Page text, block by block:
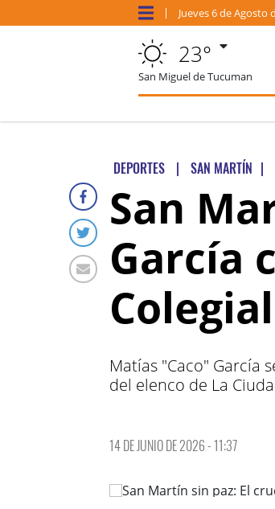
Jueves6 deAgosto
23°
San Miguel de Tucuman
DEPORTES | SAN MARTÍN |
San
García
Matías "Caco" García
del elenco de La
14 DE JUNIO DE 2026 - 11:37